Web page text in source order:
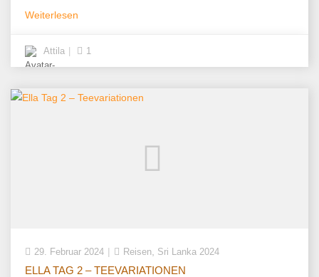
Weiterlesen
Attila 1
29. Februar 2024 Reisen Sri Lanka 2024
ELLA TAG 2 – TEEVARIATIONEN